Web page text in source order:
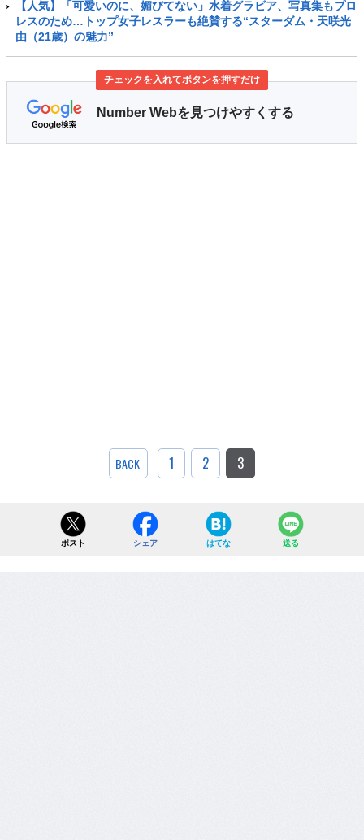
【人気】「可愛いのに、媚びてない」水着グラビア、写真集もプロ
レスのため…トップ女子レスラーも絶賛する“スターダム・天咲光
由（21歳）の魅力”
チェックを入れてボタンを押すだけ
Number Webを見つけやすくする
BACK 1 2 3
ポスト シェア はてな 送る